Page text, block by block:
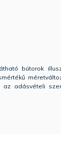
bútorok
az adásvételi